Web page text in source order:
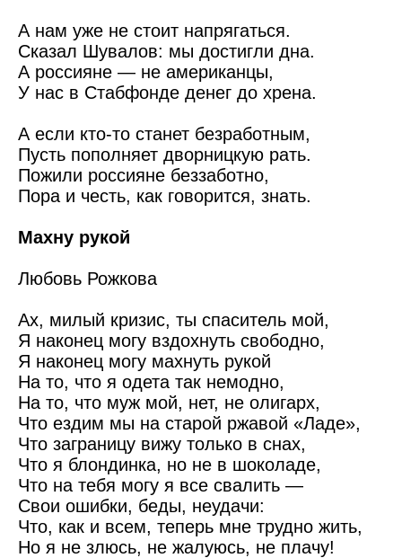
А нам уже не стоит напрягаться.
Сказал Шувалов: мы достигли дна.
А россияне — не американцы,
У нас в Стабфонде денег до хрена.
А если кто-то станет безработным,
Пусть пополняет дворницкую рать.
Пожили россияне беззаботно,
Пора и честь, как говорится, знать.
Махну рукой
Любовь Рожкова
Ах, милый кризис, ты спаситель мой,
Я наконец могу вздохнуть свободно,
Я наконец могу махнуть рукой
На то, что я одета так немодно,
На то, что муж мой, нет, не олигарх,
Что ездим мы на старой ржавой «Ладе»,
Что заграницу вижу только в снах,
Что я блондинка, но не в шоколаде,
Что на тебя могу я все свалить —
Свои ошибки, беды, неудачи:
Что, как и всем, теперь мне трудно жить,
Но я не злюсь, не жалуюсь, не плачу!